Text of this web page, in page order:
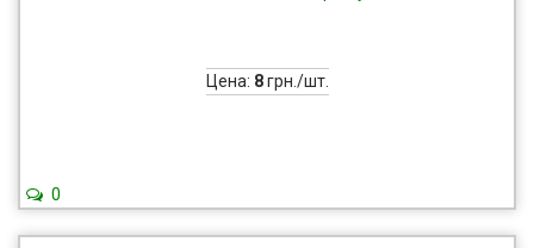
Цена: 8грн./шт.
0